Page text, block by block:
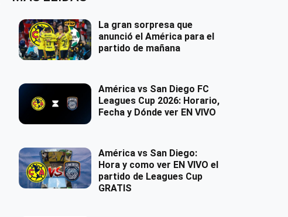
La gran sorpresa que
anunció el América para el
partido de mañana
América vs San Diego FC
Leagues Cup 2026: Horario,
Fecha y Dónde ver EN VIVO
América vs San Diego:
Hora y como ver EN VIVO el
partido de Leagues Cup
GRATIS